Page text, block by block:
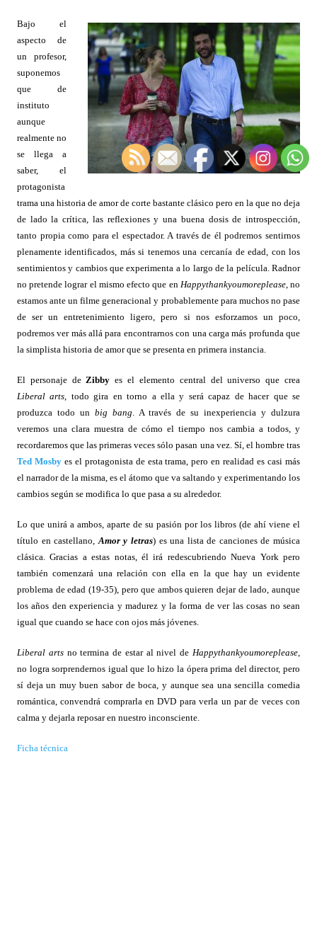
Bajo el
aspecto de
un profesor,
suponemos
que de
instituto
aunque
realmente no
se llega a
saber, el
protagonista
trama una historia de amor de corte bastante clásico pero en la que no deja
de lado la crítica, las reflexiones y una buena dosis de introspección,
tanto propia como para el espectador. A través de él podremos sentirnos
plenamente identificados, más si tenemos una cercanía de edad, con los
sentimientos y cambios que experimenta a lo largo de la película. Radnor
no pretende lograr el mismo efecto que en Happythankyoumoreplease, no
estamos ante un filme generacional y probablemente para muchos no pase
de ser un entretenimiento ligero, pero si nos esforzamos un poco,
podremos ver más allá para encontrarnos con una carga más profunda que
la simplista historia de amor que se presenta en primera instancia.
El personaje deZibby es el elemento central del universo que crea
Liberal arts, todo gira en torno a ella y será capaz de hacer que se
produzca todo un big bang. A través de su inexperiencia y dulzura
veremos una clara muestra de cómo el tiempo nos cambia a todos, y
recordaremos que las primeras veces sólo pasan una vez. Sí, el hombre tras
Ted Mosbyes el protagonista de esta trama, pero en realidad es casi más
el narrador de la misma, es el átomo que va saltando y experimentando los
cambios según se modifica lo que pasa a su alrededor.
Lo que unirá a ambos, aparte de su pasión por los libros (de ahí viene el
título en castellano,Amor y letras) es una lista de canciones de música
clásica. Gracias a estas notas, él irá redescubriendo Nueva York pero
también comenzará una relación con ella en la que hay un evidente
problema de edad (19-35), pero que ambos quieren dejar de lado, aunque
los años den experiencia y madurez y la forma de ver las cosas no sean
igual que cuando se hace con ojos más jóvenes.
Liberal artsno termina de estar al nivel deHappythankyoumoreplease,
no logra sorprendernos igual que lo hizo la ópera prima del director, pero
sí deja un muy buen sabor de boca, y aunque sea una sencilla comedia
romántica, convendrá comprarla en DVD para verla un par de veces con
calma y dejarla reposar en nuestro inconsciente.
Ficha técnica